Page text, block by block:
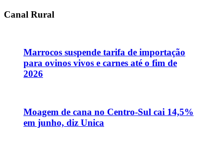
Canal Rural
Marrocos suspende tarifa de importação
para ovinos vivos e carnes até o fim de
2026
Moagem de cana no Centro-Sul cai 14,5%
em junho, diz Unica